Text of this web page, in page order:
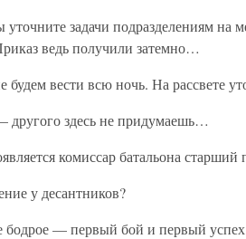
задачи подразделениям на
ведь получили затемно…
вести всю ночь. На рассвете
здесь не придумаешь…
комиссар батальона
у десантников?
— первый бой и первый